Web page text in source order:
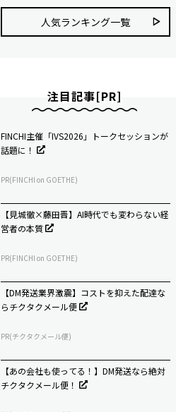
人気ランキング⼀覧
注目記事[PR]
FINCHI主催「IVS2026」トークセッションが
話題に！
PR(FINCHI on GOETHE)
【見城徹×藤田晋】AI時代でも変わらない経
営者の本質
PR(FINCHI on GOETHE)
【DM発送業界激震】コストを抑えた配達な
らチクタクメール便
PR(チクタクメール便)
【あの会社も使ってる！】DM発送なら絶対
チクタクメール便！